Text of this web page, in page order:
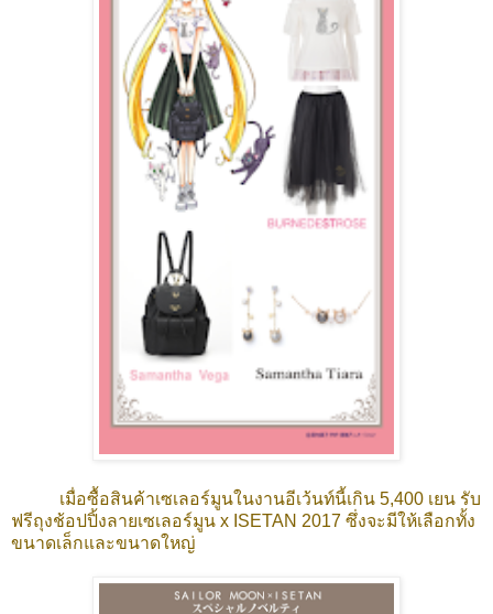
เมื่อซื้อสินค้าเซเลอร์มูนในงานอีเว้นท์นี้เกิน 5,400 เยน รับ
ฟรีถุงช้อปปิ้งลายเซเลอร์มูน x ISETAN 2017 ซึ่งจะมีให้เลือกทั้ง
ขนาดเล็กและขนาดใหญ่